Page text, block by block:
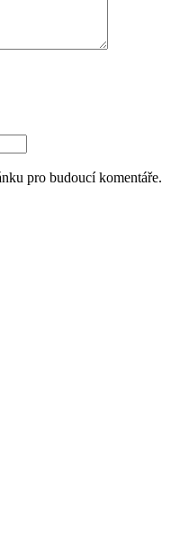
pro budoucí komentáře.